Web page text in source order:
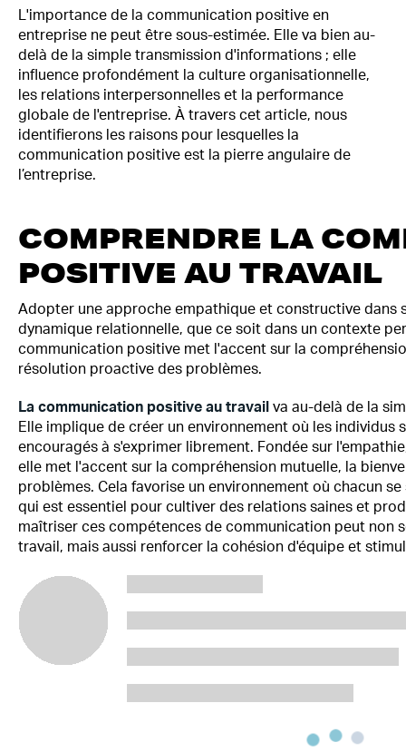
L'importance de la communication positive en
entreprise ne peut être sous-estimée. Elle va bien au-
delà de la simple transmission d'informations ; elle
influence profondément la culture organisationnelle,
les relations interpersonnelles et la performance
globale de l'entreprise. À travers cet article, nous
identifierons les raisons pour lesquelles la
communication positive est la pierre angulaire de
l’entreprise.
COMPRENDRE LA
POSITIVE AU TRAVAIL
Adopter une approche empathique et constructive dans
dynamique relationnelle, que ce soit dans un contexte
communication positive met l'accent sur la
résolution proactive des problèmes.
La communication positive au travail va au-delà de la
Elle implique de créer un environnement où les individus
encouragés à s'exprimer librement. Fondée sur
elle met l'accent sur la compréhension mutuelle, la
problèmes. Cela favorise un environnement où chacun
qui est essentiel pour cultiver des relations saines et
maîtriser ces compétences de communication peut non
travail, mais aussi renforcer la cohésion d'équipe et